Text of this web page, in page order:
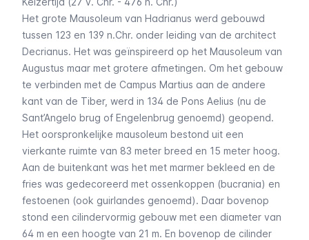
Het grote Mausoleum van Hadrianus werd gebouwd
tussen 123 en 139 n.Chr. onder leiding van de architect
Decrianus. Het was geïnspireerd op het Mausoleum van
Augustus maar met grotere afmetingen. Om het gebouw
te verbinden met de Campus Martius aan de andere
kant van de Tiber, werd in 134 de Pons Aelius (nu de
Sant’Angelo brug of Engelenbrug genoemd) geopend.
Het oorspronkelijke mausoleum bestond uit een
vierkante ruimte van 83 meter breed en 15 meter hoog.
Aan de buitenkant was het met marmer bekleed en de
fries was gedecoreerd met ossenkoppen (bucrania) en
festoenen (ook guirlandes genoemd). Daar bovenop
stond een cilindervormig gebouw met een diameter van
64 m en een hoogte van 21 m. En bovenop de cilinder